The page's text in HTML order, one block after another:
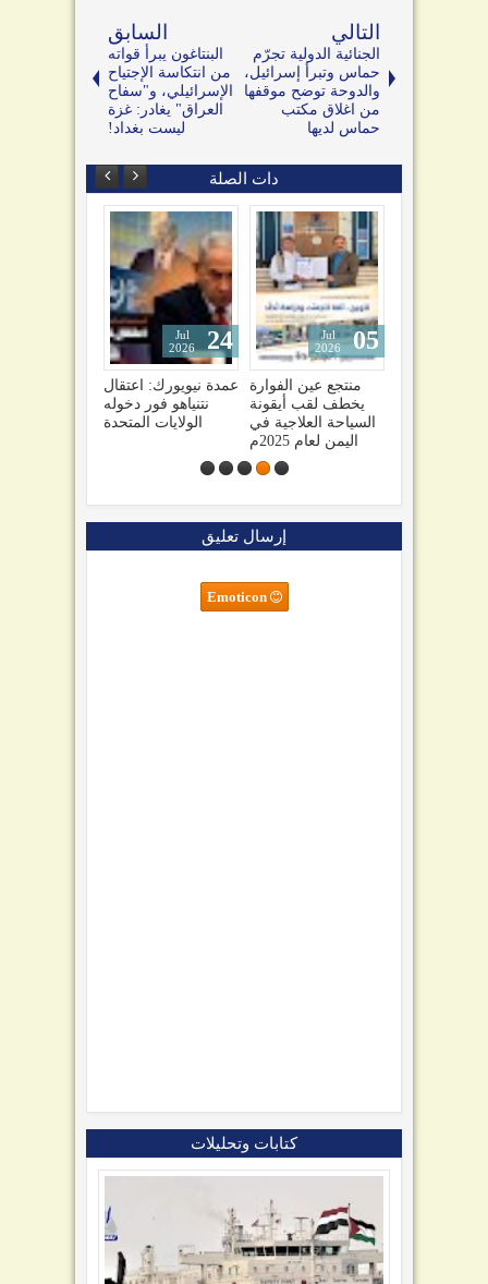
التالي
الجنائية الدولية تجرّم
حماس وتبرأ إسرائيل،
والدوحة توضح موقفها
من اغلاق مكتب
حماس لديها
السابق
البنتاغون يبرأ قواته
من انتكاسة الإجتياح
الإسرائيلي، و"سفاح
العراق" يغادر: غزة
ليست بغداد!
دات الصلة
عمدة نيويورك: اعتقال
نتنياهو فور دخوله
الولايات المتحدة
24
منتجع عين الفوارة
يخطف لقب أيقونة
السياحة العلاجية في
اليمن لعام 2025م
05
Jul
2026
صنعاء تهدد السعودية
وتحذيرات من تفاقم
الأزمة اليمنية1
Jul
2026
إرسال تعليق
Emoticon
كتابات وتحليلات